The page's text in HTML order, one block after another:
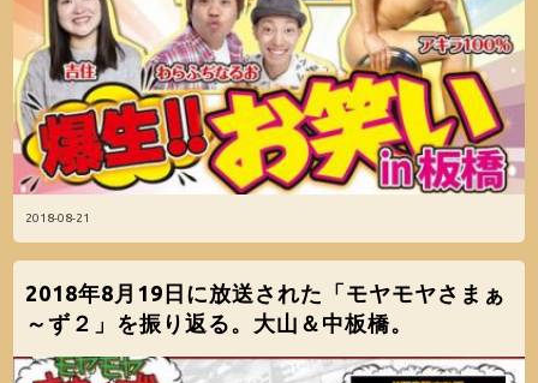
2018-08-21
2018年8月19日に放送された「モヤモヤさまぁ
～ず２」を振り返る。大山＆中板橋。